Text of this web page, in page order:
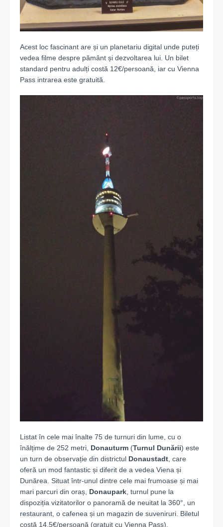
Acest loc fascinant are și un planetariu digital unde puteți
vedea filme despre pământ și dezvoltarea lui. Un bilet
standard pentru adulți costă 12€/persoană, iar cu Vienna
Pass intrarea este gratuită.
Listat în cele mai înalte 75 de turnuri din lume, cu o
înălțime de 252 metri, Donauturm (Turnul Dunării) este
un turn de observație din districtul Donaustadt , care
oferă un mod fantastic și diferit de a vedea Viena și
Dunărea. Situat într-unul dintre cele mai frumoase și mai
mari parcuri din oraș, Donaupark , turnul pune la
dispoziția vizitatorilor o panoramă de neuitat la 360°, un
restaurant, o cafenea și un magazin de suveniruri. Biletul
costă 14,5€/persoană (gratuit cu Vienna Pass).